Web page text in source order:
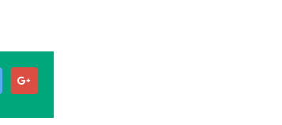
Twitter